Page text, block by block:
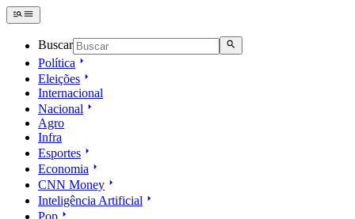
Buscar
Política
Eleições
Internacional
Nacional
Agro
Infra
Esportes
Economia
CNN Money
Inteligência Artificial
Pop